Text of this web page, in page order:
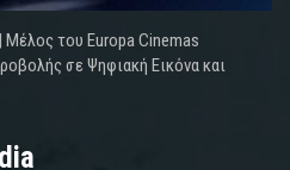
Μέλος του Europa Cinemas
σε Ψηφιακή Εικόνα και